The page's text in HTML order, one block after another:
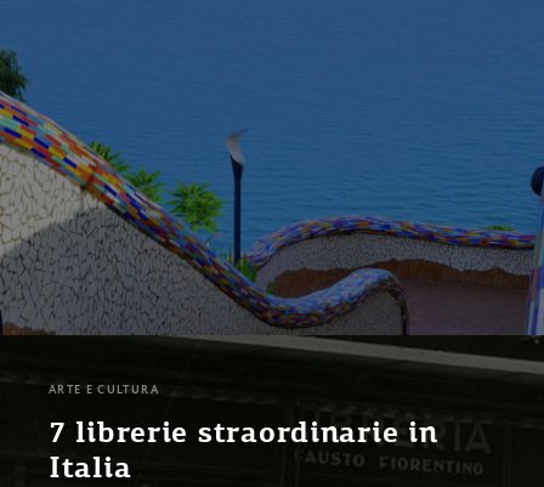
ARTE E CULTURA
7 librerie straordinarie in
Italia